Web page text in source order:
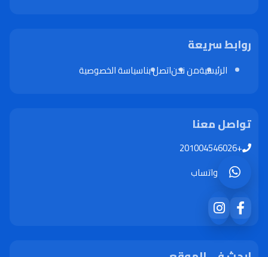
روابط سريعة
الرئيسيةمن نحناتصل بناسياسة الخصوصية
تواصل معنا
+201004546026
واتساب